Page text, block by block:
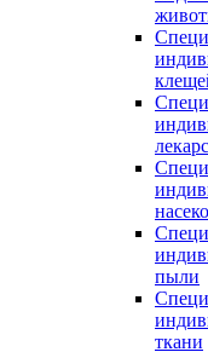
пыли
ткани